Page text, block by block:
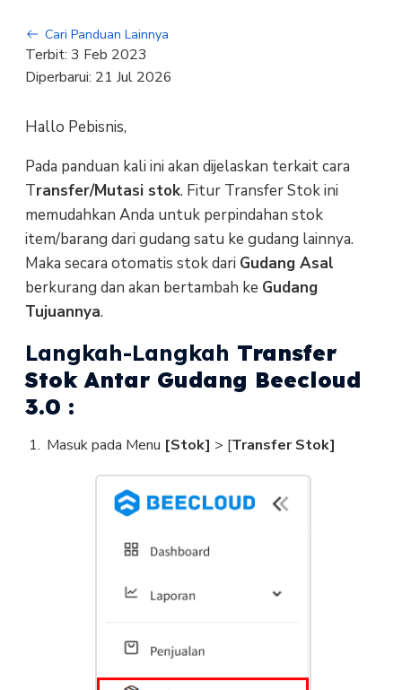
Cari Panduan Lainnya
Terbit: 3 Feb 2023
Diperbarui: 21 Jul 2026
Hallo Pebisnis,
Pada panduan kali ini akan dijelaskan terkait cara
Transfer/Mutasi stok. Fitur Transfer Stok ini
memudahkan Anda untuk perpindahan stok
item/barang dari gudang satu ke gudang lainnya.
Maka secara otomatis stok dari Gudang Asal
berkurang dan akan bertambah ke Gudang
Tujuannya.
Langkah-Langkah Transfer
Stok Antar Gudang Beecloud
3.0 :
Masuk pada Menu [Stok] > [Transfer Stok]